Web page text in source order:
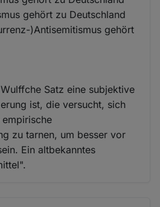
gehört zu Deutschland
)Antisemitismus gehört
Satz eine subjektive
ist, die versucht, sich
zu tarnen, um besser vor
Ein altbekanntes